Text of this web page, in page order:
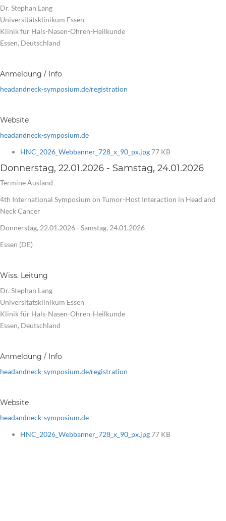
Dr. Stephan Lang
Universitätsklinikum Essen
Klinik für Hals-Nasen-Ohren-Heilkunde
Essen, Deutschland
Anmeldung / Info
headandneck-symposium.de/registration
Website
headandneck-symposium.de
HNC_2026_Webbanner_728_x_90_px.jpg77 KB
Donnerstag, 22.01.2026 - Samstag, 24.01.2026
Termine Ausland
4th International Symposium on Tumor-Host Interaction in Head and
Neck Cancer
Donnerstag, 22.01.2026 - Samstag, 24.01.2026
Essen (DE)
Wiss. Leitung
Dr. Stephan Lang
Universitätsklinikum Essen
Klinik für Hals-Nasen-Ohren-Heilkunde
Essen, Deutschland
Anmeldung / Info
headandneck-symposium.de/registration
Website
headandneck-symposium.de
HNC_2026_Webbanner_728_x_90_px.jpg77 KB